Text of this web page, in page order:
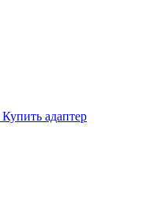
Купить адаптер